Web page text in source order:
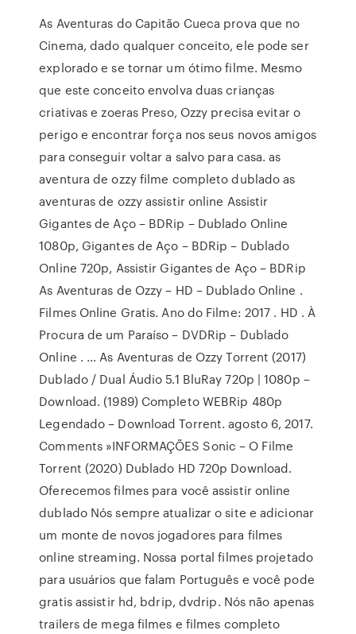
As Aventuras do Capitão Cueca prova que no
Cinema, dado qualquer conceito, ele pode ser
explorado e se tornar um ótimo filme. Mesmo
que este conceito envolva duas crianças
criativas e zoeras Preso, Ozzy precisa evitar o
perigo e encontrar força nos seus novos amigos
para conseguir voltar a salvo para casa. as
aventura de ozzy filme completo dublado as
aventuras de ozzy assistir online Assistir
Gigantes de Aço – BDRip – Dublado Online
1080p, Gigantes de Aço – BDRip – Dublado
Online 720p, Assistir Gigantes de Aço – BDRip
As Aventuras de Ozzy – HD – Dublado Online .
Filmes Online Gratis. Ano do Filme: 2017 . HD . À
Procura de um Paraíso – DVDRip – Dublado
Online . … As Aventuras de Ozzy Torrent (2017)
Dublado / Dual Áudio 5.1 BluRay 720p | 1080p –
Download. (1989) Completo WEBRip 480p
Legendado – Download Torrent. agosto 6, 2017.
Comments »INFORMAÇÕES Sonic – O Filme
Torrent (2020) Dublado HD 720p Download.
Oferecemos filmes para você assistir online
dublado Nós sempre atualizar o site e adicionar
um monte de novos jogadores para filmes
online streaming. Nossa portal filmes projetado
para usuários que falam Português e você pode
gratis assistir hd, bdrip, dvdrip. Nós não apenas
trailers de mega filmes e filmes completo